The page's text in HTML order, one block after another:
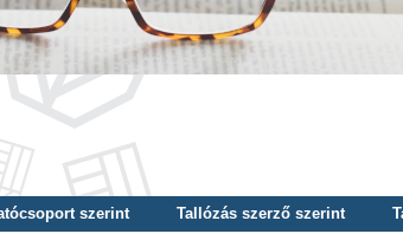
szerint Tallózás szerző szerint